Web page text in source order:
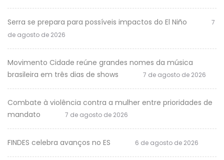
Serra se prepara para possíveis impactos do El Niño
7
de agosto de 2026
Movimento Cidade reúne grandes nomes da música
brasileira em três dias de shows
7 de agosto de 2026
Combate à violência contra a mulher entre prioridades de
mandato
7 de agosto de 2026
FINDES celebra avanços no ES 6 de agosto de 2026